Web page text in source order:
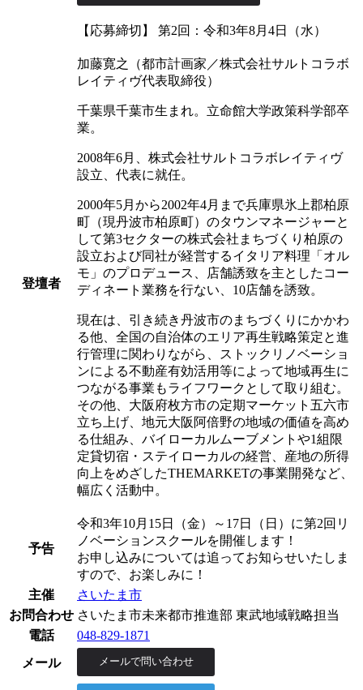
【応募締切】 第2回：令和3年8月4日（水）
登壇者
加藤寛之（都市計画家／株式会社サルトコラボ
レイティヴ代表取締役）
千葉県千葉市生まれ。立命館大学政策科学部卒
業。
2008年6月、株式会社サルトコラボレイティヴ
設立、代表に就任。
2000年5月から2002年4月まで兵庫県氷上郡柏原
町（現丹波市柏原町）のタウンマネージャーと
して第3セクターの株式会社まちづくり柏原の
設立および同社が経営するイタリア料理「オル
モ」のプロデュース、店舗誘致を主としたコー
ディネート業務を行ない、10店舗を誘致。
現在は、引き続き丹波市のまちづくりにかかわ
る他、全国の自治体のエリア再生戦略策定と進
行管理に関わりながら、ストックリノベーショ
ンによる不動産有効活用等によって地域再生に
つながる事業もライフワークとして取り組む。
その他、大阪府枚方市の定期マーケット五六市
立ち上げ、地元大阪阿倍野の地域の価値を高め
る仕組み、バイローカルムーブメントや1組限
定貸切宿・ステイローカルの経営、産地の所得
向上をめざしたTHEMARKETの事業開発など、
幅広く活動中。
予告
令和3年10月15日（金）～17日（日）に第2回リ
ノベーションスクールを開催します！
お申し込みについては追ってお知らせいたしま
すので、お楽しみに！
主催
さいたま市
お問合わせ さいたま市未来都市推進部 東武地域戦略担当
電話
048-829-1871
メール
メールで問い合わせ